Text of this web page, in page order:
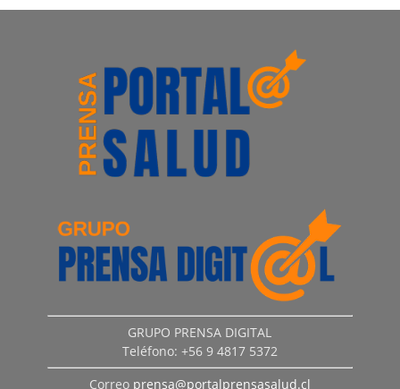
GRUPO PRENSA DIGITAL
Teléfono: +56 9 4817 5372
Correo prensa@portalprensasalud.cl